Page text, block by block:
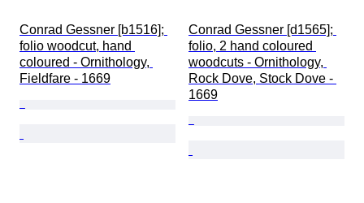
Conrad Gessner [b1516];
folio woodcut, hand
coloured - Ornithology,
Fieldfare - 1669
Conrad Gessner [d1565];
folio, 2 hand coloured
woodcuts - Ornithology,
Rock Dove, Stock Dove -
1669